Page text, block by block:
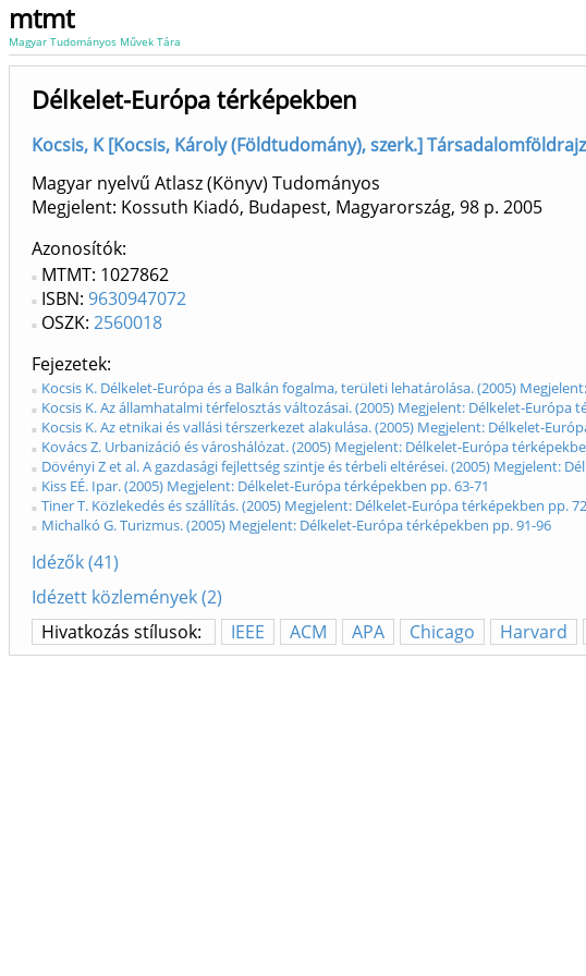
mtmt
Magyar Tudományos Művek Tára
Délkelet-Európa térképekben
Kocsis, K [Kocsis, Károly (Földtudomány), szerk.] Társadalomföldrajzi
Magyar nyelvű Atlasz (Könyv) Tudományos
Megjelent: Kossuth Kiadó, Budapest, Magyarország, 98 p. 2005
Azonosítók
MTMT: 1027862
ISBN: 9630947072
OSZK: 2560018
Fejezetek
Kocsis K. Délkelet-Európa és a Balkán fogalma, területi lehatárolása. (2005)
Kocsis K. Az államhatalmi térfelosztás változásai. (2005) Megjelent: Délkelet-Európa
Kocsis K. Az etnikai és vallási térszerkezet alakulása. (2005) Megjelent: Délkelet-
Kovács Z. Urbanizáció és városhálózat. (2005) Megjelent: Délkelet-Európa
Dövényi Z et al. A gazdasági fejlettség szintje és térbeli eltérései. (2005) Megjelent:
Kiss EÉ. Ipar. (2005) Megjelent: Délkelet-Európa térképekben pp. 63-71
Tiner T. Közlekedés és szállítás. (2005) Megjelent: Délkelet-Európa térképekben pp.
Michalkó G. Turizmus. (2005) Megjelent: Délkelet-Európa térképekben pp. 91-96
Idézők (41)
Idézett közlemények (2)
Hivatkozás stílusok:
IEEE ACM APA Chicago Harvard